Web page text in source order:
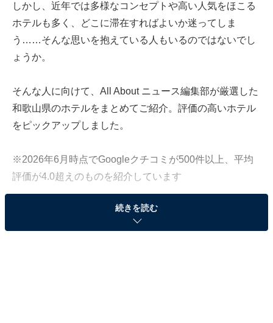
しかし、近年では多様なコンセプトや高い人気をほこる
ホテルも多く、どこに滞在すればよいか迷ってしま
う……そんな思いを抱えている人もいるのではないでし
ょうか。
そんな人に向けて、All About ニュース編集部が厳選した
和歌山県のホテルをまとめてご紹介。評価の高いホテル
をピックアップしました。
※2026年6月時点でGoogleクチコミが500件以上、平均
評価が4.0超えのものを紹介しています
この記事の執筆者： All About ニュース お買
いもの部
続きを読む